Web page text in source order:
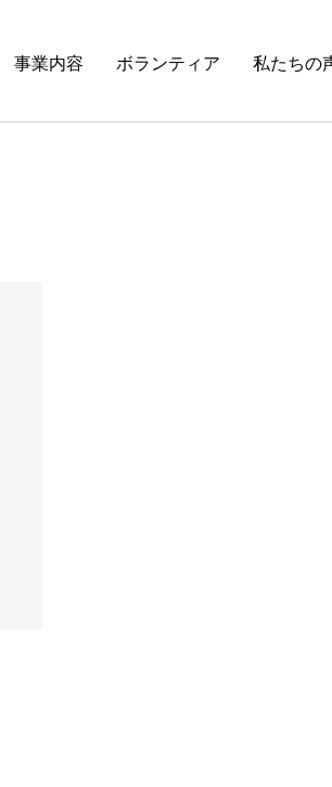
事業内容 ボランティア 私たちの